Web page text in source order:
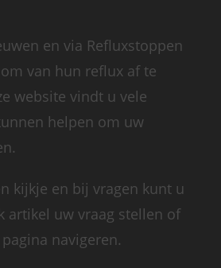
en via Refluxstoppen
van hun reflux af te
website vindt u vele
helpen om uw
kijkje en bij vragen kunt u
artikel uw vraag stellen of
navigeren.